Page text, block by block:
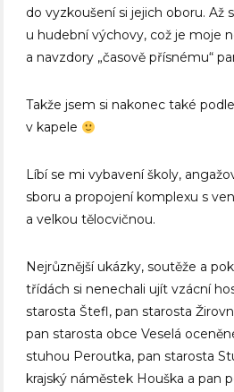
do vyzkoušení si jejich oboru. Až
u hudební výchovy, což je moje
a navzdory „časově přísnému“
Takže jsem si nakonec také
v kapele
Líbí se mi vybavení školy,
sboru a propojení komplexu s
a velkou tělocvičnou.
Nejrůznější ukázky, soutěže a
třídách si nenechali ujít vzácní
starosta Štefl, pan starosta
pan starosta obce Veselá
stuhou Peroutka, pan starosta
krajský náměstek Houška a pan